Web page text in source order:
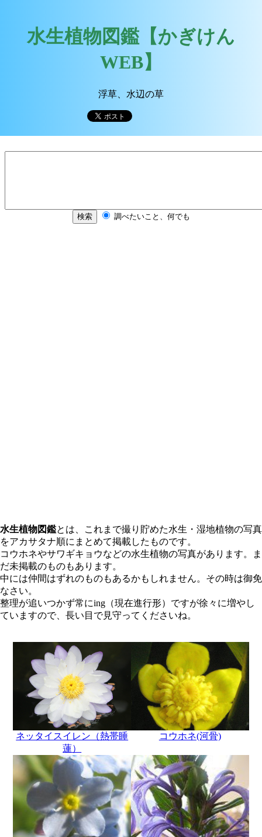
水生植物図鑑【かぎけん
WEB】
浮草、水辺の草
水生植物図鑑とは、これまで撮り貯めた水生・湿地植物の写真
をアカサタナ順にまとめて掲載したものです。
コウホネやサワギキョウなどの水生植物の写真があります。ま
だ未掲載のものもあります。
中には仲間はずれのものもあるかもしれません。その時は御免
なさい。
整理が追いつかず常にing（現在進行形）ですが徐々に増やし
ていますので、長い目で見守ってくださいね。
ネッタイスイレン（熱帯睡
蓮）
コウホネ(河骨)